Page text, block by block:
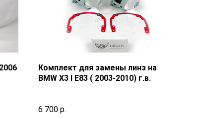
Комплект для замены линз на
BMW Х3 I Е83 ( 2003-2010) г.в.
6 700 р.